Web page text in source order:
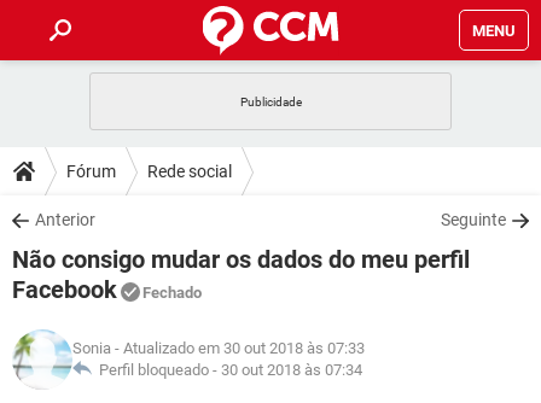
MENU
CELULAR
OUTLOOK
INSTAGRAM GMAIL
GUIA DE COMPRAS
DICAS
JOGOS
OUTLOOK
GUIA DE COMPRAS
DOWNLOADS
JOGOS WHATSAPP
CELULAR
OUTLOOK EXCEL
INSTAGRAM
FÓRUM
CELULAR FACEBOOK
GLOSSÁRIO
JOGOS
Fórum Rede social
Anterior Seguinte
Não consigo mudar os dados do meu perfil
Facebook
Fechado
Sonia - Atualizado em 30 out 2018 às 07:33
Perfil bloqueado - 30 out 2018 às 07:34